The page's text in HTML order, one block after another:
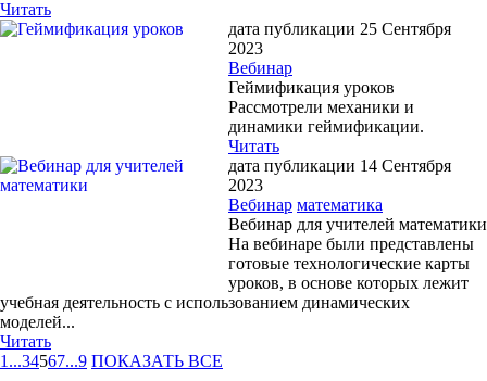
Читать
дата публикации 25 Сентября
2023
Вебинар
Геймификация уроков
Рассмотрели механики и
динамики геймификации.
Читать
дата публикации 14 Сентября
2023
Вебинар математика
Вебинар для учителей математики
На вебинаре были представлены
готовые технологические карты
уроков, в основе которых лежит
учебная деятельность с использованием динамических
моделей...
Читать
1 ...34567...9 ПОКАЗАТЬ ВСЕ